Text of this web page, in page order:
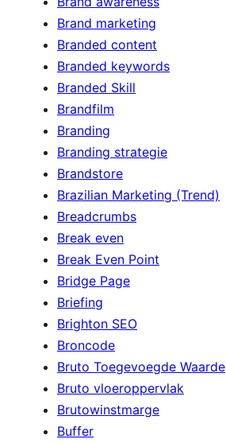
Brand marketing
Branded content
Branded keywords
Branded Skill
Brandfilm
Branding
Branding strategie
Brandstore
Brazilian Marketing (Trend)
Breadcrumbs
Break even
Break Even Point
Bridge Page
Briefing
Brighton SEO
Broncode
Bruto Toegevoegde Waarde
Bruto vloeroppervlak
Brutowinstmarge
Buffer